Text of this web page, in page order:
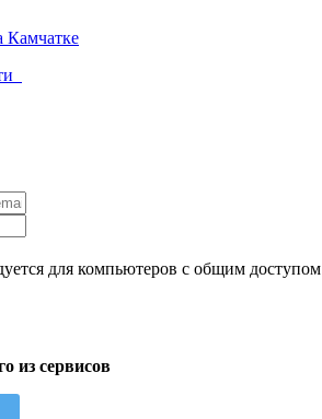
для компьютеров с общим доступом
из сервисов